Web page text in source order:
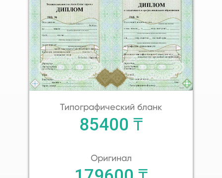
Типографический бланк
85400 ₸
Оригинал